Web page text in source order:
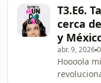
civil china
al poder⚔️
orig
Europa
guerra: un
recursos,
hablamos
de
T3.E6.
cerca
y
abr. 9, 2026
Hoooola